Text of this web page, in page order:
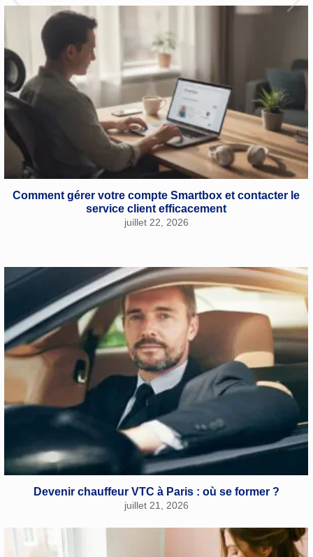
Comment gérer votre compte Smartbox et contacter le
service client efficacement
juillet 22, 2026
Devenir chauffeur VTC à Paris : où se former ?
juillet 21, 2026